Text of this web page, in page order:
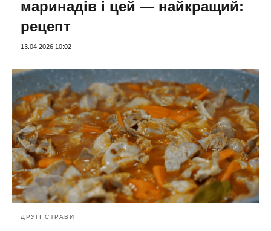
маринадів і цей — найкращий:
рецепт
13.04.2026 10:02
ДРУГІ СТРАВИ